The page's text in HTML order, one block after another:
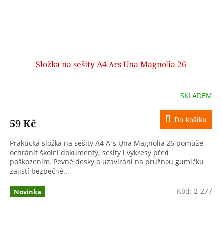
Složka na sešity A4 Ars Una Magnolia 26
SKLADEM
59 Kč Do košíku
Praktická složka na sešity A4 Ars Una Magnolia 26 pomůže
ochránit školní dokumenty, sešity i výkresy před
poškozením. Pevné desky a uzavírání na pružnou gumičku
zajistí bezpečné...
Novinka Kód: 2-277